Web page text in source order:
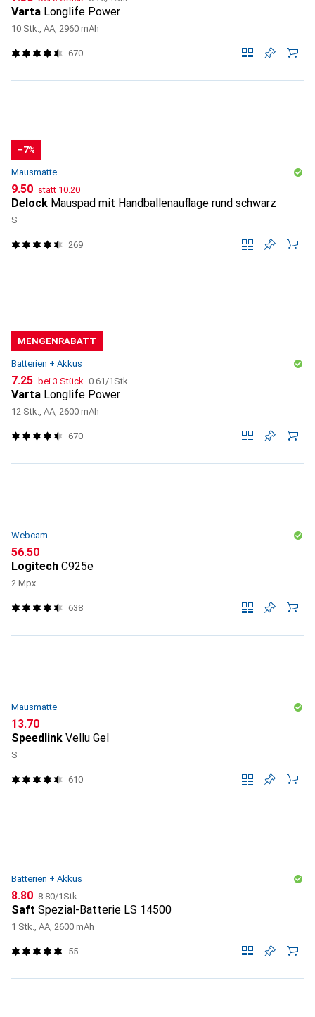
Varta Longlife Power
10 Stk., AA, 2960 mAh
670
−7%
Mausmatte
CHF
9.50 statt CHF
10.20
Delock Mauspad mit Handballenauflage rund schwarz
S
269
MENGENRABATT
Batterien + Akkus
CHF
7.25 bei 3 Stück CHF
0.61/1Stk.
Varta Longlife Power
12 Stk., AA, 2600 mAh
670
Webcam
CHF
56.50
Logitech C925e
2 Mpx
638
Mausmatte
CHF
13.70
Speedlink Vellu Gel
S
610
Batterien + Akkus
CHF
8.80 CHF
8.80/1Stk.
Saft Spezial-Batterie LS 14500
1 Stk., AA, 2600 mAh
55